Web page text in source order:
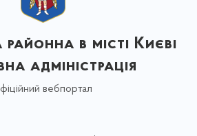
в місті Києві
адміністрація
вебпортал